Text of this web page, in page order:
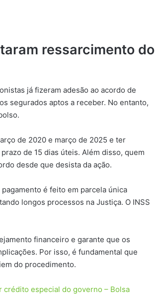
ressarcimento do
já fizeram adesão ao acordo de
segurados aptos a receber. No entanto,
de 2020 e março de 2025 e ter
de 15 dias úteis. Além disso, quem
desde que desista da ação.
é feito em parcela única
longos processos na Justiça. O INSS
financeiro e garante que os
Por isso, é fundamental que
do procedimento.
especial do governo – Bolsa